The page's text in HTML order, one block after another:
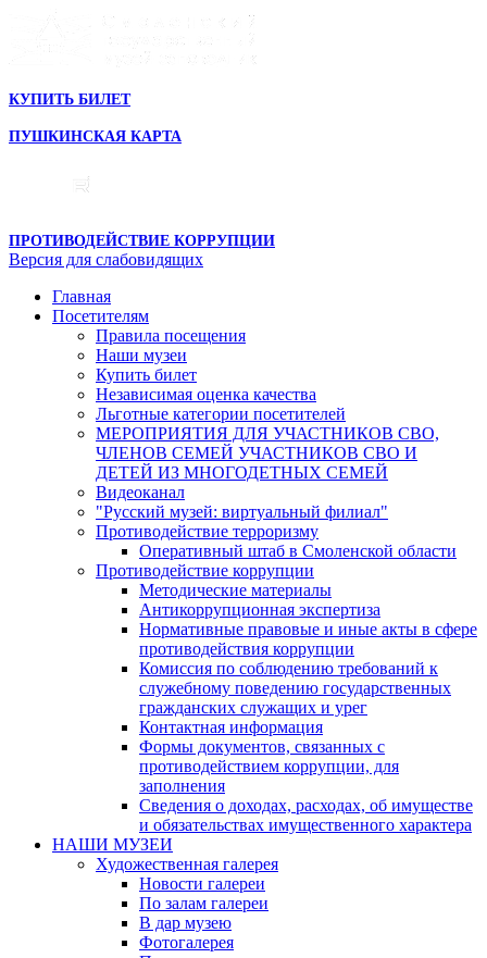
КУПИТЬ БИЛЕТ
ПУШКИНСКАЯ КАРТА
ПРОТИВОДЕЙСТВИЕ КОРРУПЦИИ
Версия для слабовидящих
Главная
Посетителям
Правила посещения
Наши музеи
Купить билет
Независимая оценка качества
Льготные категории посетителей
МЕРОПРИЯТИЯ ДЛЯ УЧАСТНИКОВ СВО,
ЧЛЕНОВ СЕМЕЙ УЧАСТНИКОВ СВО И
ДЕТЕЙ ИЗ МНОГОДЕТНЫХ СЕМЕЙ
Видеоканал
"Русский музей: виртуальный филиал"
Противодействие терроризму
Оперативный штаб в Смоленской области
Противодействие коррупции
Методические материалы
Антикоррупционная экспертиза
Нормативные правовые и иные акты в сфере
противодействия коррупции
Комиссия по соблюдению требований к
служебному поведению государственных
гражданских служащих и урег
Контактная информация
Формы документов, связанных с
противодействием коррупции, для
заполнения
Сведения о доходах, расходах, об имуществе
и обязательствах имущественного характера
НАШИ МУЗЕИ
Художественная галерея
Новости галереи
По залам галереи
В дар музею
Фотогалерея